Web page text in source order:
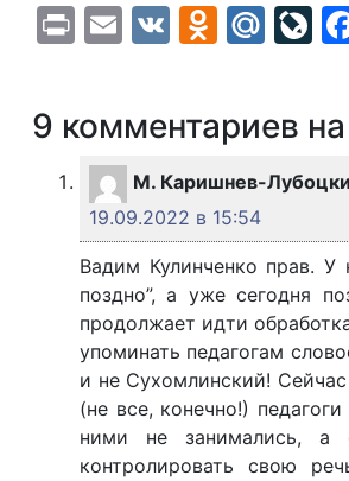
PrintEmail
VK
9 комментариев
М. Каришнев-
19.09.2022 в 15:54
Вадим Кулинченко прав. У
поздно”, а уже сегодня
продолжает идти
упоминать педагогам
и не Сухомлинский!
(не все, конечно!)
ними не занимались, а
контролировать свою